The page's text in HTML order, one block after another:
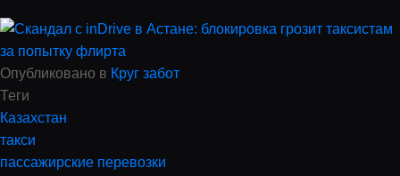
Опубликовано в Круг забот
Теги
Казахстан
такси
пассажирские перевозки